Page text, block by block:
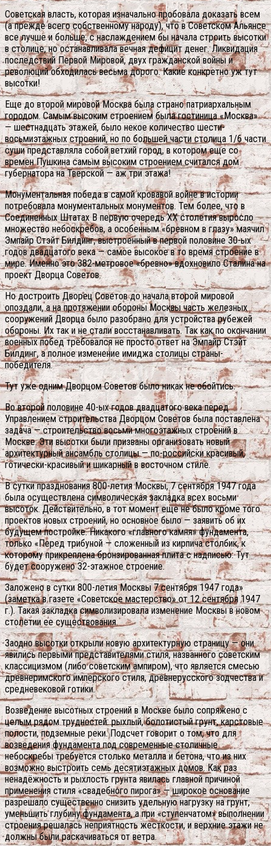
Советская власть, которая изначально пробовала доказать всем
(а прежде всего собственному народу), что в Советском Альянсе
все лучше и больше, с наслаждением бы начала строить высотки
в столице, но останавливала вечная дефицит денег. Ликвидация
последствий Первой Мировой, двух гражданской войны и
революций обходилась весьма дорого. Какие конкретно уж тут
высотки!
Еще до второй мировой Москва была страно патриархальным
городом. Самым высоким строением была гостиница «Москва»
— шестнадцать этажей, было некое количество шести-
восьмиэтажных строений, но по большей части столица 1/6 части
суши представляла собой ветхий город, в котором еще со
времен Пушкина самым высоким строением считался дом
губернатора на Тверской — аж три этажа!
Монументальная победа в самой кровавой войне в истории
потребовала монументальных монументов. Тем более, что в
Соединенных Штатах В первую очередь ХХ столетия выросло
множество небоскребов, а особенным «бревном в глазу» маячил
Эмпайр Стэйт Билдинг, выстроенный в первой половине 30-ых
годов двадцатого века — самое высокое в то время строение в
мире. Именно это 382-метровое «бревно» вдохновило Сталина на
проект Дворца Советов.
Но достроить Дворец Советов до начала второй мировой
опоздали, а на протяжении обороны Москвы часть железных
сооружений Дворца было разобрано для устройства рубежей
обороны. Их так и не стали восстанавливать. Так как по окончании
военных побед требовался не просто ответ на Эмпайр Стэйт
Билдинг, а полное изменение имиджа столицы страны-
победителя.
Тут уже одним Дворцом Советов было никак не обойтись.
Во второй половине 40-ых годов двадцатого века перед
Управлением строительства Дворцом Советов была поставлена
задача — строительство восьми многоэтажных строений в
Москве. Эти высотки были призваны организовать новый
архитектурный ансамбль столицы — по-российски красивый,
готически-красивый и шикарный в восточном стиле.
В сутки празднования 800-летия Москвы, 7 сентября 1947 года
была осуществлена символическая закладка всех восьми
высоток. Действительно, в тот момент еще не было кроме того
проектов новых строений, но основное было — заявить об их
будущем постройке. Никакого «главного камня» фундамента,
только «Перед трибуной — сложенный из кирпича столбик, к
которому прикреплена бронзированная плита с надписью: Тут
будет сооружено 32-этажное строение.
Заложено в сутки 800-летия Москвы 7 сентября 1947 года»
(заметка в газете «Советское мастерство» от 12 сентября 1947
г.). Такая закладка символизировала изменение Москвы в новом
столетии ее существования.
Заодно высотки открыли новую архитектурную страницу — они
явились первыми представителями стиля, названного советским
классицизмом (либо советским ампиром), что является смесью
древнеримского имперского стиля, древнерусского зодчества и
средневековой готики.
Возведение высотных строений в Москве было сопряжено с
целым рядом трудностей: рыхлый, болотистый грунт, карстовые
полости, подземные реки. Подсчет говорит о том, что для
возведения фундамента под современные столичные
небоскребы требуется столько металла и бетона, что из них
возможно выстроить семь десятиэтажных домов. Как раз
ненадёжность и рыхлость грунта явилась главной причиной
применения стиля «свадебного пирога» — широкое основание
разрешало существенно снизить удельную нагрузку на грунт,
уменьшить глубину фундамента, а при «ступенчатом» выполнении
строения решалась неприятность жесткости, и верхние этажи не
должны были раскачиваться от ветра.